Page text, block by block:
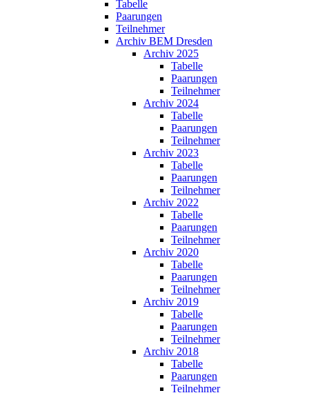
Tabelle
Paarungen
Teilnehmer
Archiv BEM Dresden
Archiv 2025
Tabelle
Paarungen
Teilnehmer
Archiv 2024
Tabelle
Paarungen
Teilnehmer
Archiv 2023
Tabelle
Paarungen
Teilnehmer
Archiv 2022
Tabelle
Paarungen
Teilnehmer
Archiv 2020
Tabelle
Paarungen
Teilnehmer
Archiv 2019
Tabelle
Paarungen
Teilnehmer
Archiv 2018
Tabelle
Paarungen
Teilnehmer